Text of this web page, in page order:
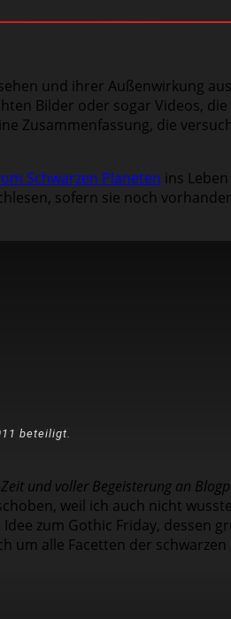
und ihrer Außenwirkung
Bilder oder sogar Videos,
Zusammenfassung, die
Schwarzen Planeten ins
sofern sie noch
beteiligt.
und voller Begeisterung an
weil ich auch nicht
zum Gothic Friday, dessen
um alle Facetten der schwarzen